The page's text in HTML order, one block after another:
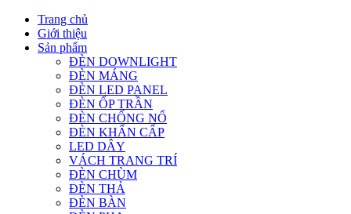
Trang chủ
Giới thiệu
Sản phẩm
ĐÈN DOWNLIGHT
ĐÈN MÁNG
ĐÈN LED PANEL
ĐÈN ỐP TRẦN
ĐÈN CHỐNG NỔ
ĐÈN KHẨN CẤP
LED DÂY
VÁCH TRANG TRÍ
ĐÈN CHÙM
ĐÈN THẢ
ĐÈN BÀN